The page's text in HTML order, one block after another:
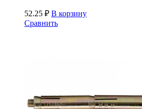
52.25 ₽ В корзину
Сравнить